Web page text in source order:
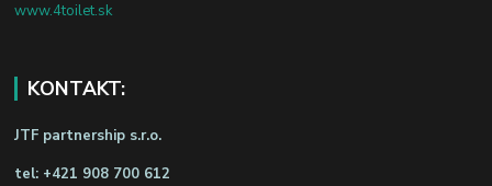
www.4toilet.sk
KONTAKT:
JTF partnership s.r.o.
tel: +421 908 700 612